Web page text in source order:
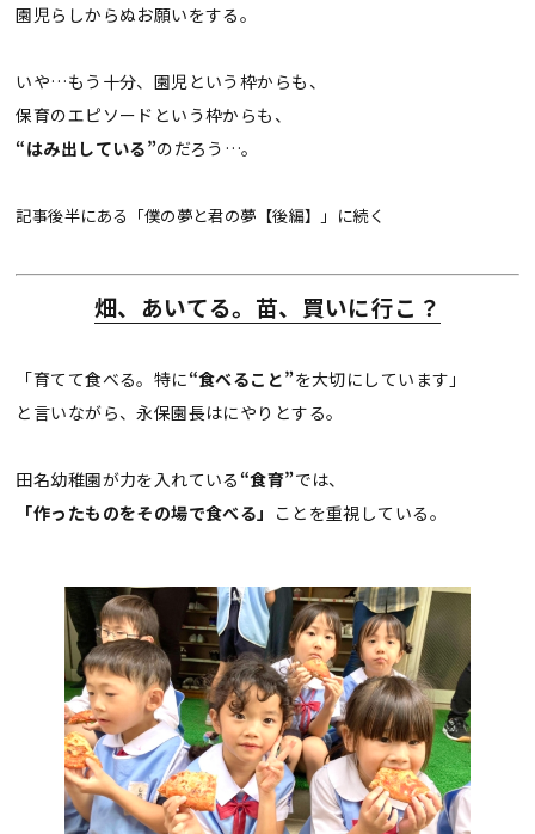
園児らしからぬお願いをする。
いや…もう十分、園児という枠からも、
保育のエピソードという枠からも、
“はみ出している”のだろう…。
記事後半にある「僕の夢と君の夢【後編】」に続く
畑、あいてる。苗、買いに行こ？
「育てて食べる。特に“食べること”を大切にしています」
と言いながら、永保園長はにやりとする。
田名幼稚園が力を入れている “食育”では、
「作ったものをその場で食べる」 ことを重視している。